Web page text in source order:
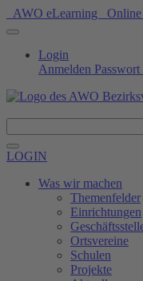
AWO eLearning
Login
Anmelden Passwort
LOGIN
Was wir machen
Themenfelder
Einrichtungen
Ortsvereine
Schulen
Projekte